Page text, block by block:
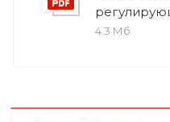
4.3 Мб